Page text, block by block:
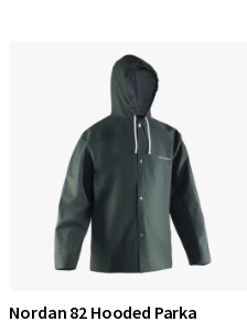
Nordan 82 Hooded Parka